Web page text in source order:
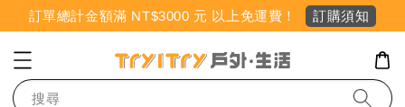
訂單總計金額滿 NT$3000 元 以上免運費！ 訂購須知
搜尋